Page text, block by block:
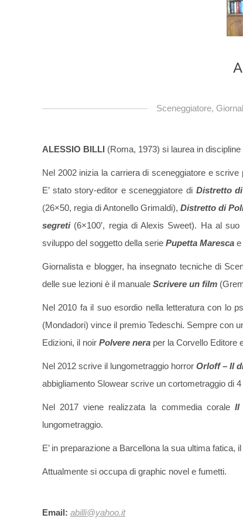
Sceneggiatore,
ALESSIO BILLI (Roma, 1973) si laurea in
Nel 2002 inizia la carriera di sceneggiatore e
E’ stato story-editor e sceneggiatore di Distretto
(26×50, regia di Antonello Grimaldi),Distretto di
segreti(6×100’, regia di Alexis Sweet). Ha al
sviluppo del soggetto della serie Pupetta Maresca e
Giornalista e blogger, ha insegnato tecniche di
delle sue lezioni è il manuale Scrivere un film
Nel 2010 fa il suo esordio nella letteratura con lo
(Mondadori) vince il premio Tedeschi. Sempre con
Edizioni, il noir Polvere nera per la Corvello Editore
Nel 2012 scrive il lungometraggio horrorOrloff – Il
abbigliamento Slowear scrive un cortometraggio di
Nel 2017 viene realizzata la commedia corale Il
lungometraggio.
E’ in preparazione a Barcellona la sua ultima fatica,
Attualmente si occupa di graphic novel e fumetti.
Email: abilli@yahoo.it